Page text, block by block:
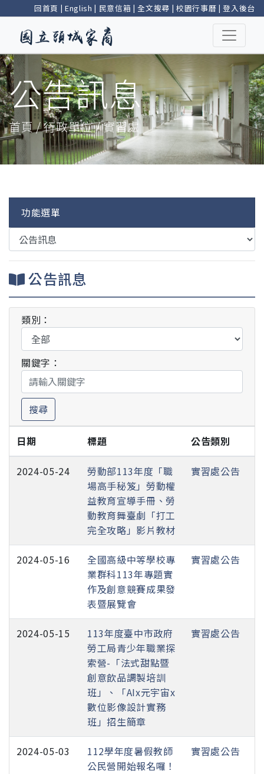
回首頁 | English | 民意信箱 |全文搜尋 | 校園行事曆 |登入後台
公告訊息
首頁 / 行政單位 / 實習處
功能選單
公告訊息
類別：
關鍵字：
搜尋
日期 標題 公告類別
2024-05-24
勞動部113年度「職
場高手秘笈」勞動權
益教育宣導手冊、勞
動教育舞臺劇「打工
完全攻略」影片教材
實習處公告
2024-05-16
全國高級中等學校專
業群科113年專題實
作及創意競賽成果發
表暨展覽會
實習處公告
2024-05-15
113年度臺中市政府
勞工局青少年職業探
索營-「法式甜點暨
創意飲品調製培訓
班」、「AIx元宇宙x
數位影像設計實務
班」招生簡章
實習處公告
2024-05-03
112學年度暑假教師
公民營開始報名囉！
實習處公告